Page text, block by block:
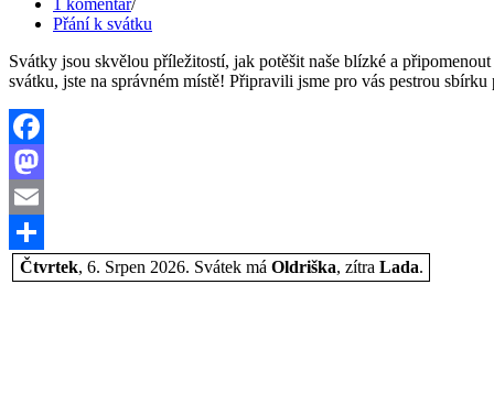
Přání k svátku
Svátky jsou skvělou příležitostí, jak potěšit naše blízké a
svátku, jste na správném místě! Připravili jsme pro vás pestrou
Facebook
Mastodon
Email
Share
Čtvrtek, 6. Srpen 2026. Svátek má Oldriška, zítra Lada.